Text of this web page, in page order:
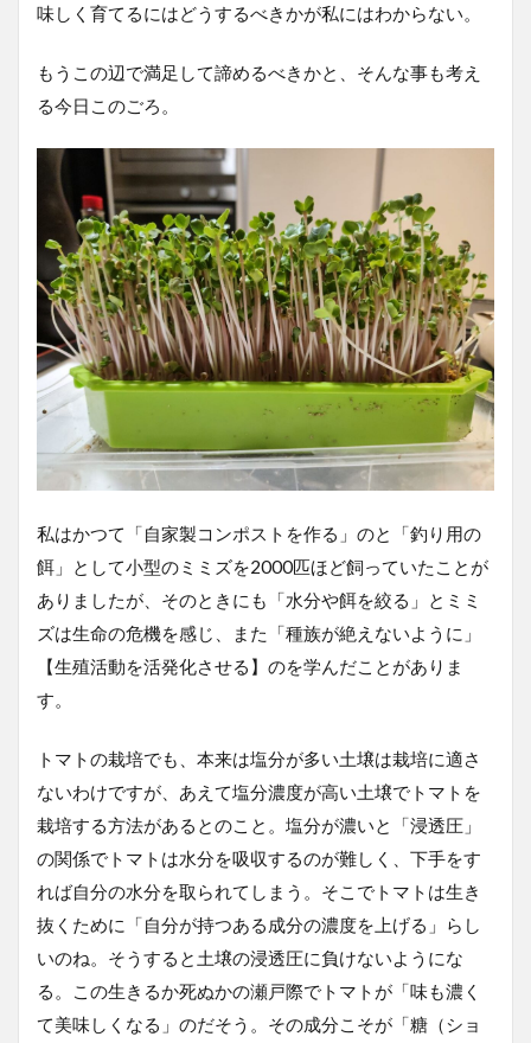
味しく育てるにはどうするべきかが私にはわからない。
もうこの辺で満足して諦めるべきかと、そんな事も考え
る今日このごろ。
私はかつて「自家製コンポストを作る」のと「釣り用の
餌」として小型のミミズを2000匹ほど飼っていたことが
ありましたが、そのときにも「水分や餌を絞る」とミミ
ズは生命の危機を感じ、また「種族が絶えないように」
【生殖活動を活発化させる】のを学んだことがありま
す。
トマトの栽培でも、本来は塩分が多い土壌は栽培に適さ
ないわけですが、あえて塩分濃度が高い土壌でトマトを
栽培する方法があるとのこと。塩分が濃いと「浸透圧」
の関係でトマトは水分を吸収するのが難しく、下手をす
れば自分の水分を取られてしまう。そこでトマトは生き
抜くために「自分が持つある成分の濃度を上げる」らし
いのね。そうすると土壌の浸透圧に負けないようにな
る。この生きるか死ぬかの瀬戸際でトマトが「味も濃く
て美味しくなる」のだそう。その成分こそが「糖（ショ